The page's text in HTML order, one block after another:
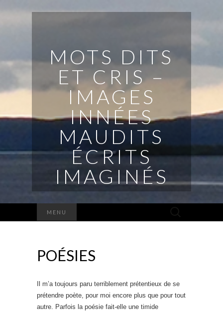
MOTS DITS
ET CRIS –
IMAGES
INNÉES
MAUDITS
ÉCRITS
IMAGINÉS
MENU
POÉSIES
Il m’a toujours paru terriblement prétentieux de se
prétendre poète, pour moi encore plus que pour tout
autre. Parfois la poésie fait-elle une timide